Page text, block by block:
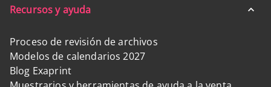
Recursos y ayuda
Proceso de revisión de archivos
Modelos de calendarios 2027
Blog Exaprint